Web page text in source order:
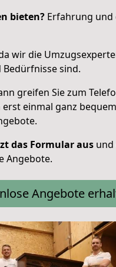
bieten? Erfahrung und
wir die
Bedürfnisse sind.
greifen Sie zum
erst einmal ganz bequem
das Formular aus und
Angebote.
Angebote